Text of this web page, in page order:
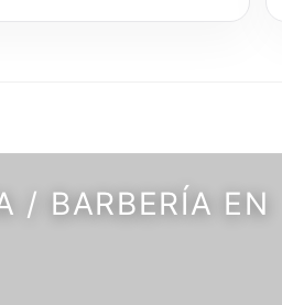
/ BARBERÍA EN